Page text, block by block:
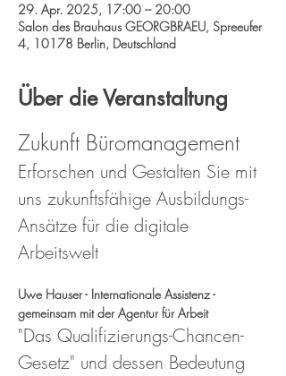
29. Apr. 2025, 17:00 – 20:00
Salon des Brauhaus GEORGBRAEU, Spreeufer
4, 10178 Berlin, Deutschland
Über die Veranstaltung
Zukunft Büromanagement
Erforschen und Gestalten Sie mit
uns zukunftsfähige Ausbildungs-
Ansätze für die digitale
Arbeitswelt
Uwe Hauser - Internationale Assistenz -
gemeinsam mit der Agentur für Arbeit
"Das Qualifizierungs-Chancen-
Gesetz" und dessen Bedeutung